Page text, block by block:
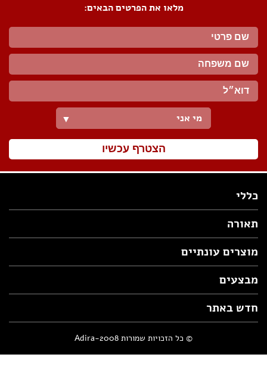
מלאו את הפרטים הבאים:
מי אני ▼
הצטרף עכשיו
כללי
תאורה
מוצרים עונתיים
מבצעים
חדש באתר
© כל הזכויות שמורות Adira-2008